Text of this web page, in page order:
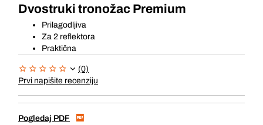
Dvostruki tronožac Premium
Prilagodljiva
Za 2 reflektora
Praktična
(0)
Prvi napišite recenziju
Pogledaj PDF